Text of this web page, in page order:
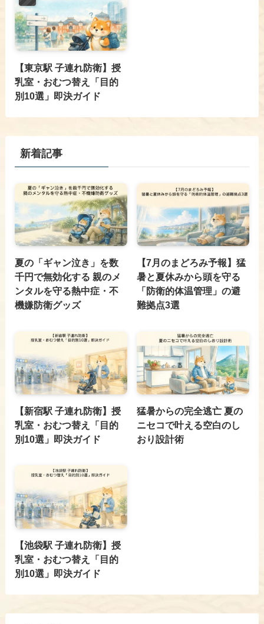
【東京駅 子連れ防衛】授
乳室・おむつ替え「目的
別10選」即決ガイド
新着記事
夏の「ギャン泣き」を数
千円で無効化する 親のメ
ンタルを守る熱中症・不
機嫌防衛グッズ
【7月のまどろみ予報】猛
暑と夏休みから頭を守る
「防衛的体温管理」の避
難拠点3選
【新宿駅 子連れ防衛】授
乳室・おむつ替え「目的
別10選」即決ガイド
猛暑からの完全逃亡 夏の
ニセコで叶える空白のし
おり設計術
【池袋駅 子連れ防衛】授
乳室・おむつ替え「目的
別10選」即決ガイド